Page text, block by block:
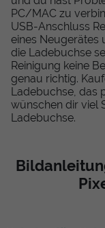
PC/MAC zu
USB-Anschluss
eines Neugerätes
die Ladebuchse
Reinigung keine
genau richtig.
Ladebuchse, das
wünschen dir viel
Ladebuchse.